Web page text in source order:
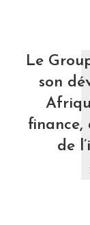
Le
son
finance,
de